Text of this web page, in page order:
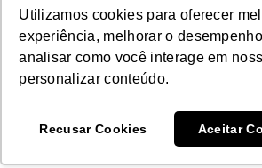
Utilizamos cookies para oferecer
experiência, melhorar o
analisar como você interage em
personalizar conteúdo.
Recusar Cookies Aceitar